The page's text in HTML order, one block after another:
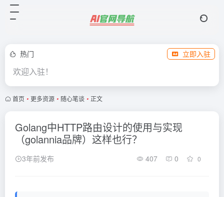
热门 立即入驻
欢迎入驻！
首页 • 更多资源 • 随心笔谈 • 正文
Golang中HTTP路由设计的使用与实现
（golannia品牌）这样也行？
3年前发布 407 0 0